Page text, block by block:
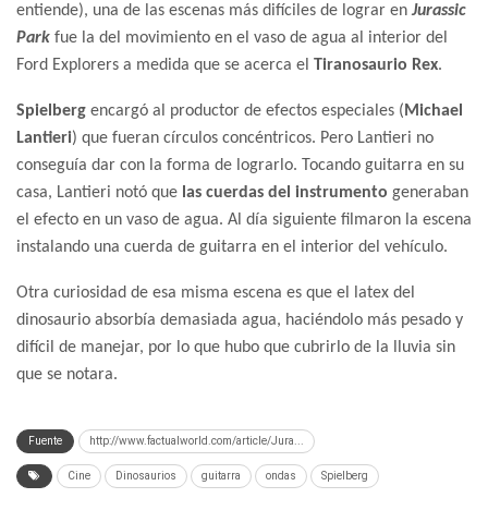
entiende), una de las escenas más difíciles de lograr enJurassic
Park fue la del movimiento en el vaso de agua al interior del
Ford Explorers a medida que se acerca el Tiranosaurio Rex.
Spielberg encargó al productor de efectos especiales (Michael
Lantieri) que fueran círculos concéntricos. Pero Lantieri no
conseguía dar con la forma de lograrlo. Tocando guitarra en su
casa, Lantieri notó que las cuerdas del instrumento generaban
el efecto en un vaso de agua. Al día siguiente filmaron la escena
instalando una cuerda de guitarra en el interior del vehículo.
Otra curiosidad de esa misma escena es que el latex del
dinosaurio absorbía demasiada agua, haciéndolo más pesado y
difícil de manejar, por lo que hubo que cubrirlo de la lluvia sin
que se notara.
Fuente http://www.factualworld.com/article/Jura...
Cine Dinosaurios guitarra ondas Spielberg